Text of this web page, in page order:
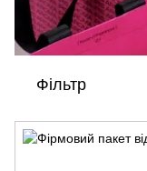
Фільтр